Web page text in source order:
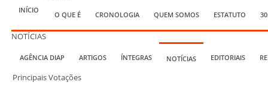
INÍCIO
O QUE É CRONOLOGIA QUEM SOMOS ESTATUTO
NOTÍCIAS
AGÊNCIA DIAP ARTIGOS ÍNTEGRAS NOTÍCIAS EDITORIAIS
Principais Votações